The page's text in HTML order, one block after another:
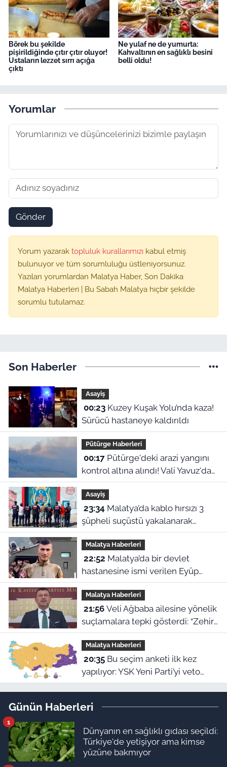
Börek bu şekilde
pişirildiğinde çıtır çıtır oluyor!
Ustaların lezzet sırrı açığa
çıktı
Ne yulaf ne de yumurta:
Kahvaltının en sağlıklı besini
belli oldu!
Yorumlar
Gönder
Yorum yazarak topluluk kurallarımızı kabul etmiş
bulunuyor ve tüm sorumluluğu üstleniyorsunuz.
Yazılan yorumlardan Malatya Haber, Son Dakika
Malatya Haberleri | Bu Sabah Malatya hiçbir şekilde
sorumlu tutulamaz.
Son Haberler
Asayiş
00:23Kuzey Kuşak Yolu’nda kaza!
Sürücü hastaneye kaldırıldı
Pütürge Haberleri
00:17Pütürge'deki arazi yangını
kontrol altına alındı! Vali Yavuz'dan
çağrı
Asayiş
23:34
şüpheli suçüstü yakalanarak
tutuklandı
Malatya Haberleri
22:52
hastanesine ismi verilen Eyüp
Hacıoğlu kimdir? İşte duygu dolu
hikayesi
Malatya Haberleri
21:56Veli Ağbaba ailesine yönelik
suçlamalara tepki gösterdi: “Zehir
olsun”
Malatya Haberleri
20:35Bu seçim anketi ilk kez
yapılıyor: YSK Yeni Parti’yi veto
ederse Malatya’da sonuç ne olur?
Günün Haberleri
Dünyanın en sağlıklı gıdası seçildi:
Türkiye'de yetişiyor ama kimse
yüzüne bakmıyor
1